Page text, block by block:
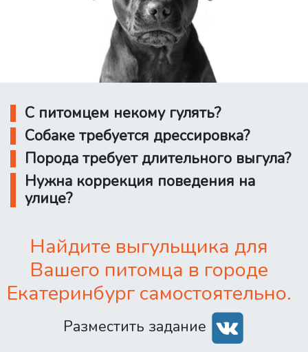
С питомцем некому гулять?
Собаке требуется дрессировка?
Порода требует длительного выгула?
Нужна коррекция поведения на
улице?
Найдите выгульщика для
Вашего питомца в городе
Екатеринбург самостоятельно.
Разместить задание